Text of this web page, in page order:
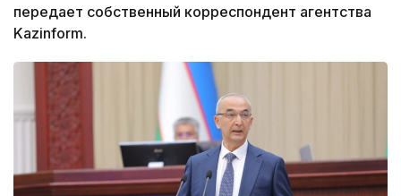
передает собственный корреспондент агентства
Kazinform.